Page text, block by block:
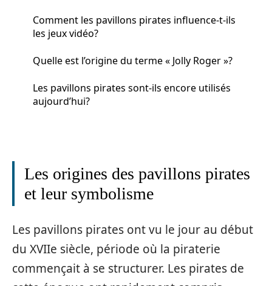
Comment les pavillons pirates influence-t-ils
les jeux vidéo?
Quelle est l’origine du terme « Jolly Roger »?
Les pavillons pirates sont-ils encore utilisés
aujourd’hui?
Les origines des pavillons pirates
et leur symbolisme
Les pavillons pirates ont vu le jour au début
du XVIIe siècle, période où la piraterie
commençait à se structurer. Les pirates de